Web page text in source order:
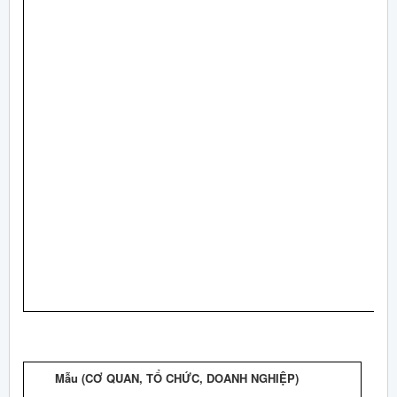
Mẫu (CƠ QUAN, TỔ CHỨC, DOANH NGHIỆP)